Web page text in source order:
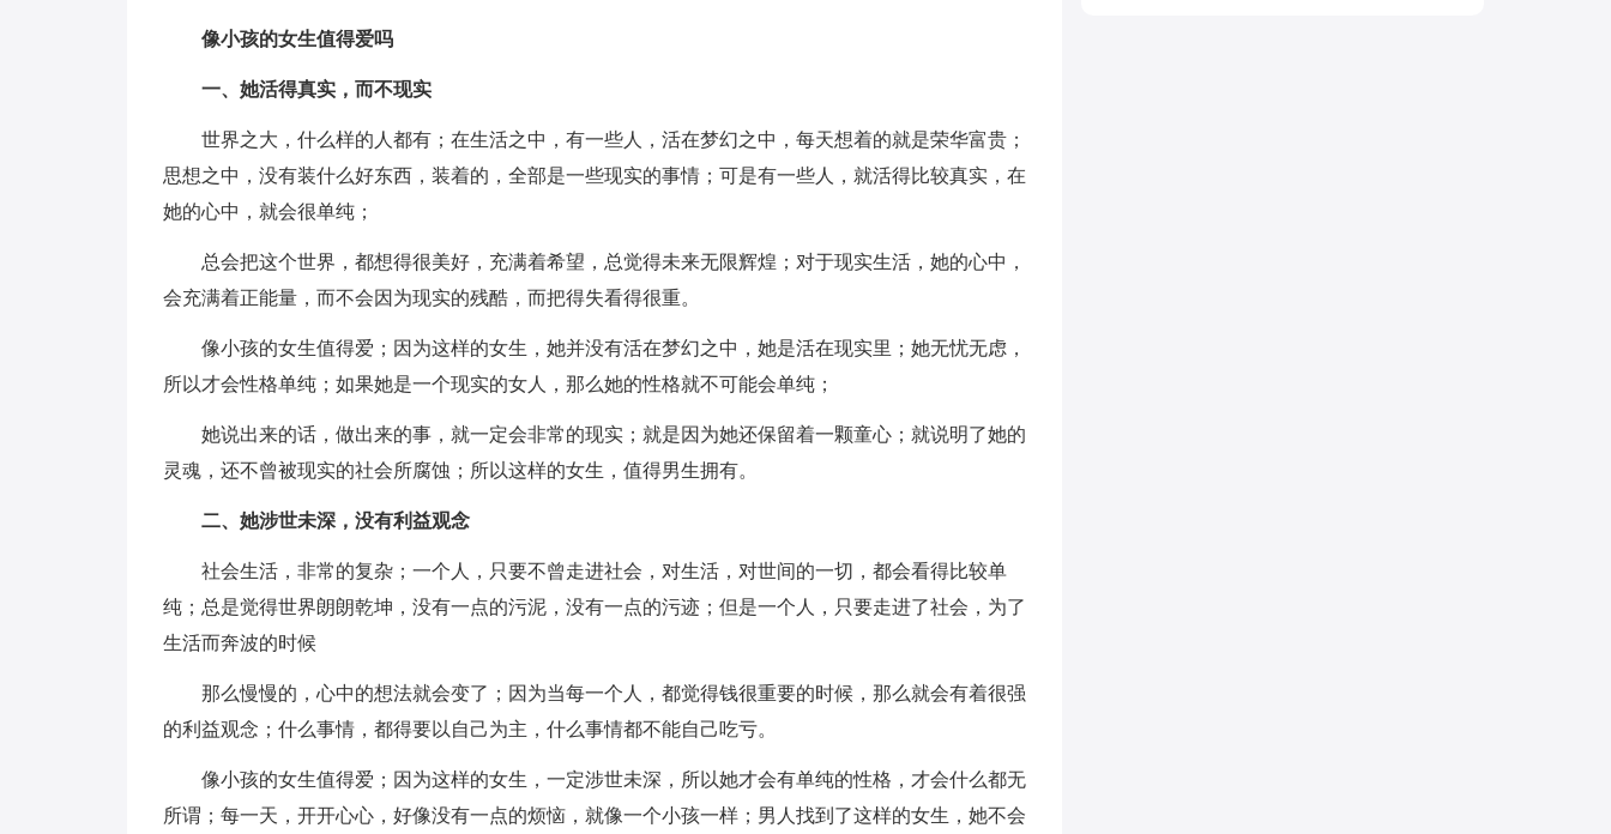
像小孩的女生值得爱吗
一、她活得真实，而不现实
世界之大，什么样的人都有；在生活之中，有一些人，活在梦幻之中，每天想着的就是荣华富贵；
思想之中，没有装什么好东西，装着的，全部是一些现实的事情；可是有一些人，就活得比较真实，在
她的心中，就会很单纯；
总会把这个世界，都想得很美好，充满着希望，总觉得未来无限辉煌；对于现实生活，她的心中，
会充满着正能量，而不会因为现实的残酷，而把得失看得很重。
像小孩的女生值得爱；因为这样的女生，她并没有活在梦幻之中，她是活在现实里；她无忧无虑，
所以才会性格单纯；如果她是一个现实的女人，那么她的性格就不可能会单纯；
她说出来的话，做出来的事，就一定会非常的现实；就是因为她还保留着一颗童心；就说明了她的
灵魂，还不曾被现实的社会所腐蚀；所以这样的女生，值得男生拥有。
二、她涉世未深，没有利益观念
社会生活，非常的复杂；一个人，只要不曾走进社会，对生活，对世间的一切，都会看得比较单
纯；总是觉得世界朗朗乾坤，没有一点的污泥，没有一点的污迹；但是一个人，只要走进了社会，为了
生活而奔波的时候
那么慢慢的，心中的想法就会变了；因为当每一个人，都觉得钱很重要的时候，那么就会有着很强
的利益观念；什么事情，都得要以自己为主，什么事情都不能自己吃亏。
像小孩的女生值得爱；因为这样的女生，一定涉世未深，所以她才会有单纯的性格，才会什么都无
所谓；每一天，开开心心，好像没有一点的烦恼，就像一个小孩一样；男人找到了这样的女生，她不会